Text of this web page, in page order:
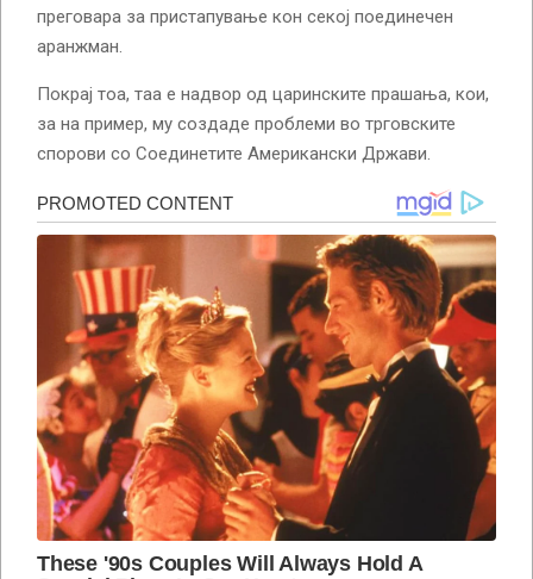
преговара за пристапување кон секој поединечен
аранжман.
Покрај тоа, таа е надвор од царинските прашања, кои,
за на пример, му создаде проблеми во трговските
спорови со Соединетите Американски Држави.